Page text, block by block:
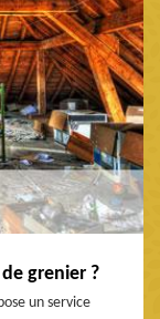
grenier ?
un service